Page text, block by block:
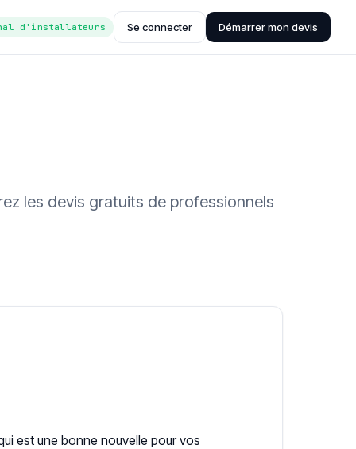
d'installateurs Se connecter Démarrer mon devis
les devis gratuits de professionnels
est une bonne nouvelle pour vos